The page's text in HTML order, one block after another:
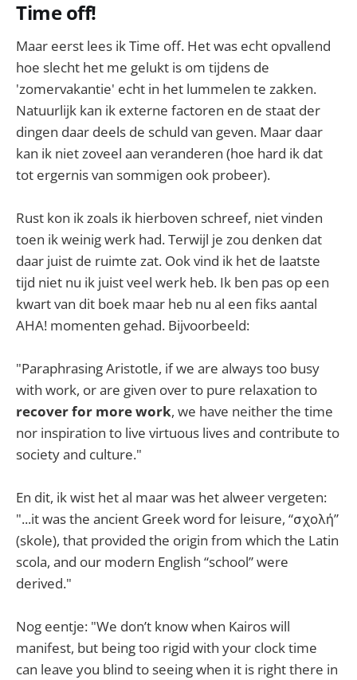
Time off!
Maar eerst lees ik Time off. Het was echt opvallend
hoe slecht het me gelukt is om tijdens de
'zomervakantie' echt in het lummelen te zakken.
Natuurlijk kan ik externe factoren en de staat der
dingen daar deels de schuld van geven. Maar daar
kan ik niet zoveel aan veranderen (hoe hard ik dat
tot ergernis van sommigen ook probeer).
Rust kon ik zoals ik hierboven schreef, niet vinden
toen ik weinig werk had. Terwijl je zou denken dat
daar juist de ruimte zat. Ook vind ik het de laatste
tijd niet nu ik juist veel werk heb. Ik ben pas op een
kwart van dit boek maar heb nu al een fiks aantal
AHA! momenten gehad. Bijvoorbeeld:
"Paraphrasing Aristotle, if we are always too busy
with work, or are given over to pure relaxation to
recover for more work, we have neither the time
nor inspiration to live virtuous lives and contribute to
society and culture."
En dit, ik wist het al maar was het alweer vergeten:
"...it was the ancient Greek word for leisure, “σχολή”
(skole), that provided the origin from which the Latin
scola, and our modern English “school” were
derived."
Nog eentje: "We don’t know when Kairos will
manifest, but being too rigid with your clock time
can leave you blind to seeing when it is right there in